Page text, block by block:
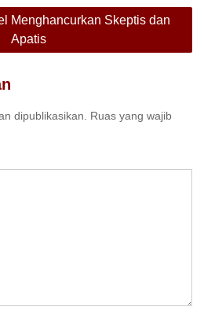
Menghancurkan Skeptis dan
Apatis
dipublikasikan.
Ruas yang wajib